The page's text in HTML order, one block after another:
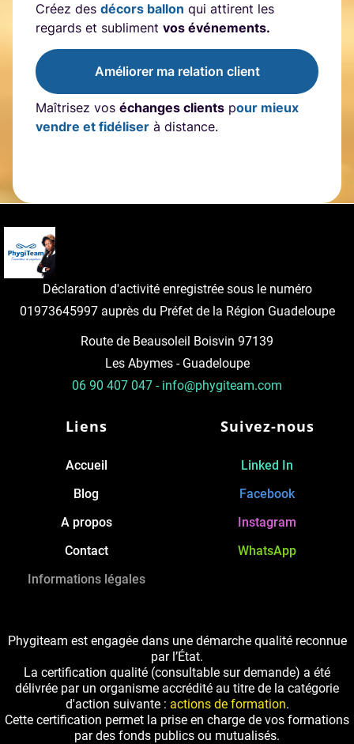
Créez des décors ballon qui attirent les
regards et subliment vos événements.
Améliorer ma relation client
Maîtrisez vos échanges clients pour mieux
vendre et fidéliser à distance.
Déclaration d'activité enregistrée sous le numéro
01973645997 auprès du Préfet de la Région Guadeloupe
Route de Beausoleil Boisvin 97139
Les Abymes - Guadeloupe
06 90 407 047 - info@phygiteam.com
Liens
Accueil
Blog
A propos
Contact
Informations légales
Suivez-nous
Linked In
Facebook
Instagram
WhatsApp
Phygiteam est engagée dans une démarche qualité reconnue
par l’État.
La certification qualité (consultable sur demande) a été
délivrée par un organisme accrédité au titre de la catégorie
d'action suivante : actions de formation.
Cette certification permet la prise en charge de vos formations
par des fonds publics ou mutualisés.